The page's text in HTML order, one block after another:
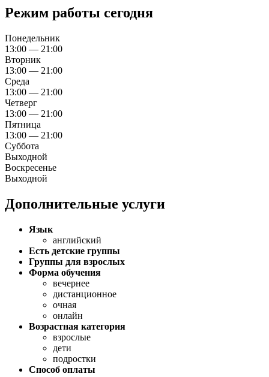
Режим работы сегодня
Понедельник
13:00 — 21:00
Вторник
13:00 — 21:00
Среда
13:00 — 21:00
Четверг
13:00 — 21:00
Пятница
13:00 — 21:00
Суббота
Выходной
Воскресенье
Выходной
Дополнительные услуги
Язык
английский
Есть детские группы
Группы для взрослых
Форма обучения
вечернее
дистанционное
очная
онлайн
Возрастная категория
взрослые
дети
подростки
Способ оплаты